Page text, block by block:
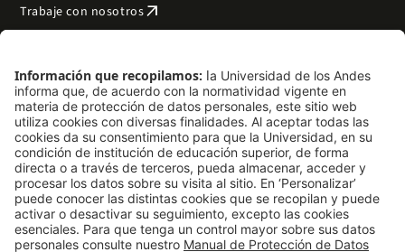
Trabaje con nosotrosarrow_outward
Preguntas frecuentes
Filantropía y donacionesarrow_outward
Mapa del sitio arrow_outward
Síguenos
LinkedIn
Instagram